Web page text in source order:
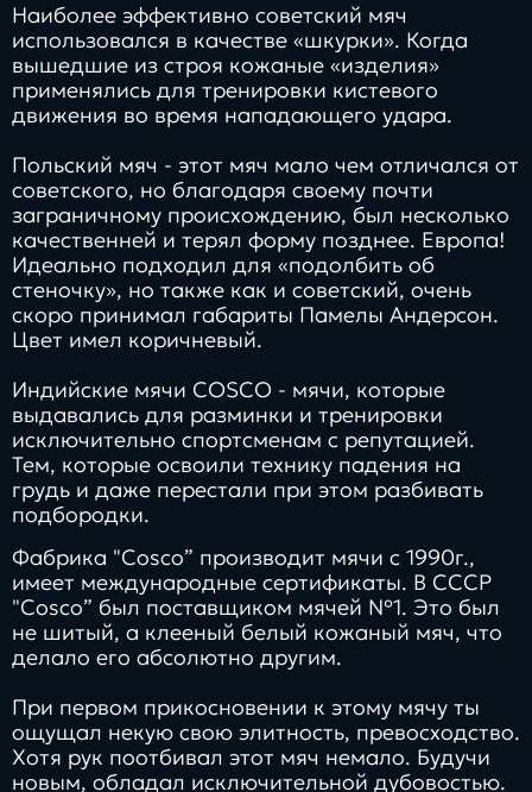
Наиболее эффективно советский мяч
использовался в качестве «шкурки». Когда
вышедшие из строя кожаные «изделия»
применялись для тренировки кистевого
движения во время нападающего удара.
Польский мяч - этот мяч мало чем отличался от
советского, но благодаря своему почти
заграничному происхождению, был несколько
качественней и терял форму позднее. Европа!
Идеально подходил для «подолбить об
стеночку», но также как и советский, очень
скоро принимал габариты Памелы Андерсон.
Цвет имел коричневый.
Индийские мячи COSCO - мячи, которые
выдавались для разминки и тренировки
исключительно спортсменам с репутацией.
Тем, которые освоили технику падения на
грудь и даже перестали при этом разбивать
подбородки.
Фабрика "Cosco” производит мячи с 1990г.,
имеет международные сертификаты. В СССР
"Cosco” был поставщиком мячей №1. Это был
не шитый, а клееный белый кожаный мяч, что
делало его абсолютно другим.
При первом прикосновении к этому мячу ты
ощущал некую свою элитность, превосходство.
Хотя рук поотбивал этот мяч немало. Будучи
новым, обладал исключительной дубовостью.